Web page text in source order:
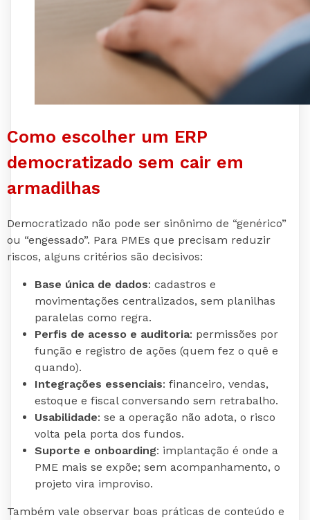
Como escolher um ERP
democratizado sem cair em
armadilhas
Democratizado não pode ser sinônimo de “genérico”
ou “engessado”. Para PMEs que precisam reduzir
riscos, alguns critérios são decisivos:
Base única de dados: cadastros e
movimentações centralizados, sem planilhas
paralelas como regra.
Perfis de acesso e auditoria: permissões por
função e registro de ações (quem fez o quê e
quando).
Integrações essenciais: financeiro, vendas,
estoque e fiscal conversando sem retrabalho.
Usabilidade: se a operação não adota, o risco
volta pela porta dos fundos.
Suporte e onboarding: implantação é onde a
PME mais se expõe; sem acompanhamento, o
projeto vira improviso.
Também vale observar boas práticas de conteúdo e